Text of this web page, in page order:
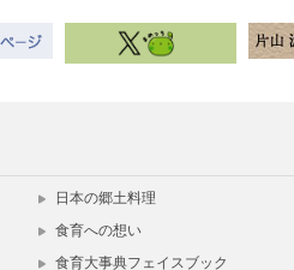
日本の郷土料理
食育への想い
食育大事典フェイスブック